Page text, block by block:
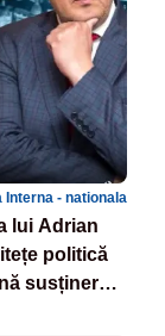
Interna - nationala
lui Adrian
politică
susținere